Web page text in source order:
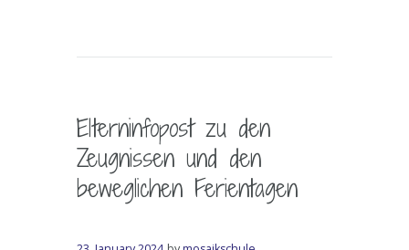
Elterninfopost zu den
Zeugnissen und den
beweglichen Ferientagen